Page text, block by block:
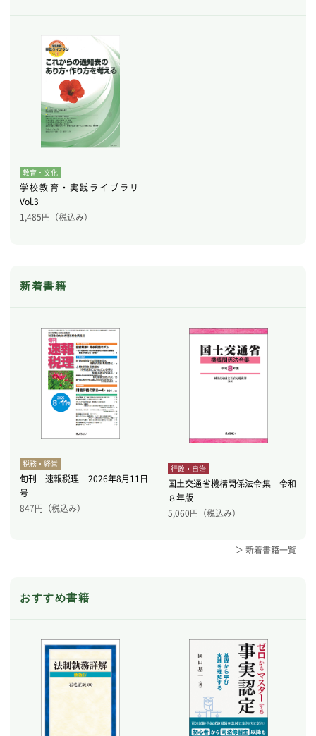
教育・文化
学校教育・実践ライブラリ
Vol.3
1,485円（税込み）
新着書籍
税務・経営
旬刊 速報税理 2026年8月11日
号
847円（税込み）
行政・自治
国土交通省機構関係法令集 令和
８年版
5,060円（税込み）
＞ 新着書籍一覧
おすすめ書籍